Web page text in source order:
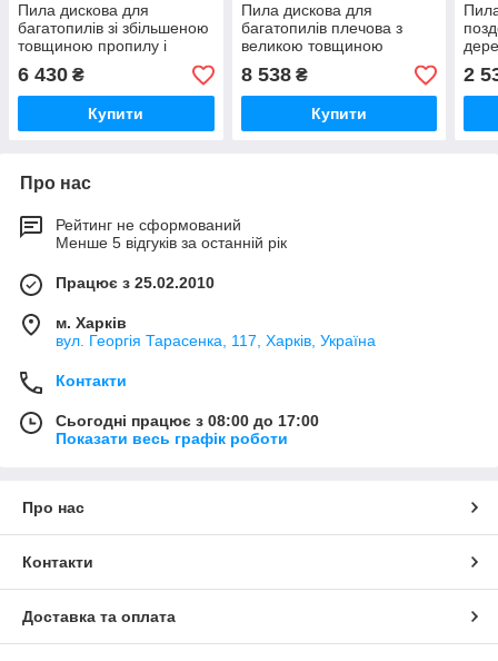
Пила дискова для
багатопилів зі збільшеною
товщиною пропилу і
розклинюючими ножами
для сирої і волокнистої
деревини FREUD LM10
6 430 ₴
Купити
Пила дискова для
багатопилів плечова з
великою товщиною
пропилу і розклинюючими
ножами FREUD LM07
0100
8 538₴
Купити
2
Про нас
Рейтинг не сформований
Менше 5 відгуків за останній рік
Працює з 25.02.2010
м. Харків
вул. Георгія Тарасенка, 117, Харків, Україна
Контакти
Сьогодні працює з 08:00 до 17:00
Показати весь графік роботи
Про нас
Контакти
Доставка та оплата